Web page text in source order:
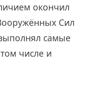
окончил
Сил
самые
числе и